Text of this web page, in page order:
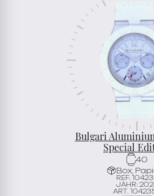
Bulgari
Special
40
Box,
REF.
JAHR:
ART.